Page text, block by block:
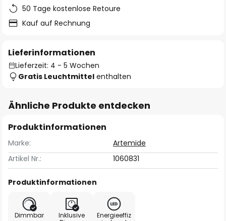
50 Tage kostenlose Retoure
Kauf auf Rechnung
Lieferinformationen
Lieferzeit: 4 - 5 Wochen
Gratis Leuchtmittel enthalten
Ähnliche Produkte entdecken
Produktinformationen
Marke:
Artemide
Artikel Nr.:
1060831
Produktinformationen
Dimmbar
Inklusive
Energieeffiz